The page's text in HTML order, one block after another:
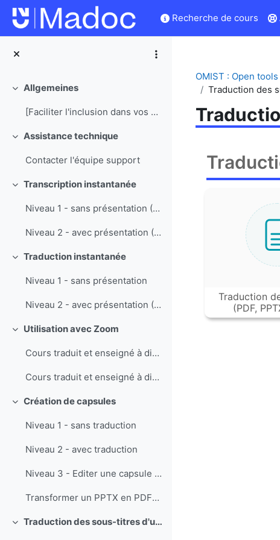
Zum Hauptinhalt
Recherche de cours
Einklappen
Allgemeines
[Faciliter l'inclusion dans vos enseignements grâc...
Einklappen
Assistance technique
Contacter l'équipe support
Einklappen
Transcription instantanée
Niveau 1 - sans présentation (PPTX ou PDF)
Niveau 2 - avec présentation (PPTX ou PDF)
Einklappen
Traduction instantanée
Niveau 1 - sans présentation
Niveau 2 - avec présentation (PPTX ou PDF)
Einklappen
Utilisation avec Zoom
Cours traduit et enseigné à distance avec Zoom
Cours traduit et enseigné à distance avec Zoom (intervenants multiples)
Einklappen
Création de capsules
Niveau 1 - sans traduction
Niveau 2 - avec traduction
Niveau 3 - Editer une capsule et ajouter des animations
Transformer un PPTX en PDF+TXT
Einklappen Traduction des sous-titres d'une vidéo
OMIST : Open
Traduction des
Traduction
(PDF,